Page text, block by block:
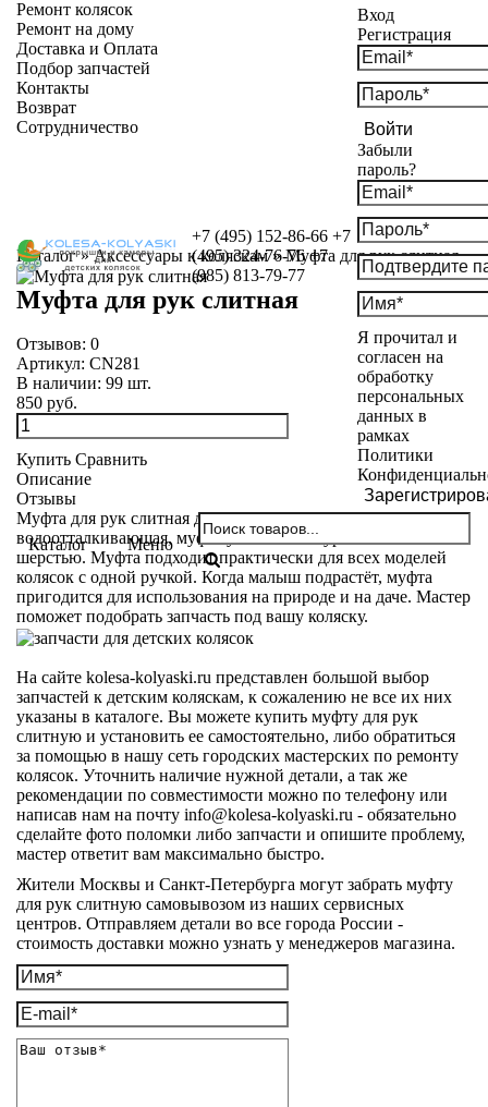
+7 (495) 152-86-66 +7
(495) 324-76-76 +7
(985) 813-79-77
Вход
Регистрация
Войти
Забыли
пароль?
Я прочитал и
согласен на
обработку
персональных
данных в
рамках
Политики
Каталог Меню
Ремонт колясок
Ремонт на дому
Доставка и Оплата
Подбор запчастей
Контакты
Возврат
Сотрудничество
Каталог»Аксессуары к коляскам»Муфта для рук слитная
Муфта для рук слитная
Отзывов: 0
Артикул: CN281
В наличии: 99 шт.
850 руб.
Купить Сравнить
Описание
Отзывы
Муфта для рук слитная для детской коляски. Верхняя ткань
водоотталкивающая, муфта утеплена натуральной овечьей
шерстью. Муфта подходит практически для всех моделей
колясок с одной ручкой. Когда малыш подрастёт, муфта
пригодится для использования на природе и на даче. Мастер
поможет подобрать запчасть под вашу коляску.
На сайте kolesa-kolyaski.ru представлен большой выбор
запчастей к детским коляскам, к сожалению не все их них
указаны в каталоге. Вы можете купить муфту для рук
слитную и установить ее самостоятельно, либо обратиться
за помощью в нашу сеть городских мастерских по ремонту
колясок. Уточнить наличие нужной детали, а так же
рекомендации по совместимости можно по телефону или
написав нам на почту info@kolesa-kolyaski.ru - обязательно
сделайте фото поломки либо запчасти и опишите проблему,
мастер ответит вам максимально быстро.
Жители Москвы и Санкт-Петербурга могут забрать муфту
для рук слитную самовывозом из наших сервисных
центров. Отправляем детали во все города России -
стоимость доставки можно узнать у менеджеров магазина.